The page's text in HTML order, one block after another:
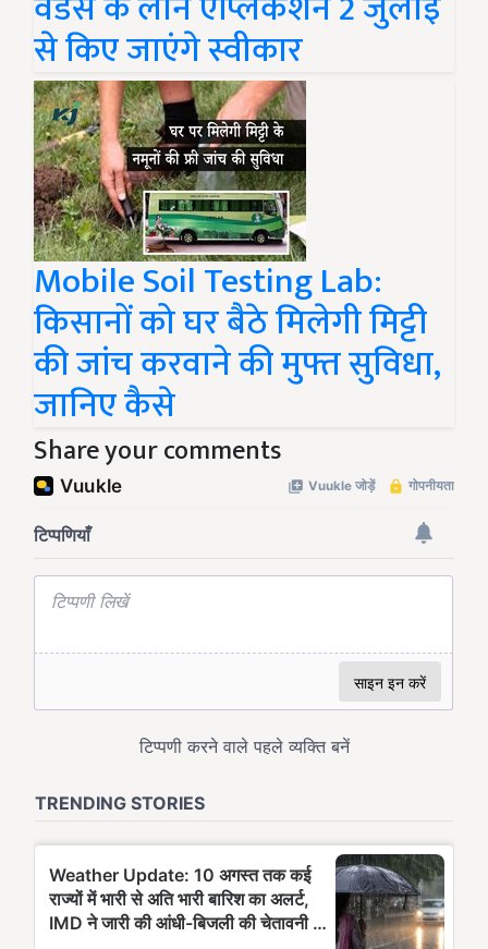
से किए जाएंगे स्वीकार
Mobile Soil Testing Lab:
किसानों को घर बैठे मिलेगी मिट्टी
की जांच करवाने की मुफ्त सुविधा,
जानिए कैसे
Share your comments